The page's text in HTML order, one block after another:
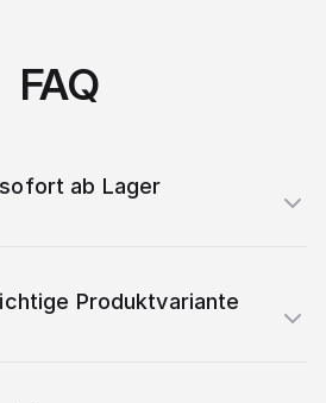
FAQ
ab Lager
Produktvariante